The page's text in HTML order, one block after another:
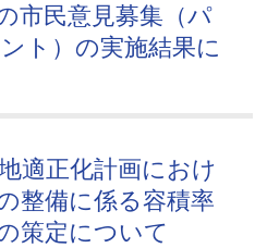
市民意見募集（パ
ト）の実施結果に
適正化計画におけ
整備に係る容積率
策定について